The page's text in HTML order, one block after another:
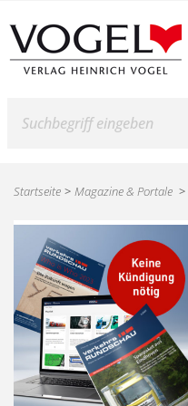
Startseite Magazine & Portale